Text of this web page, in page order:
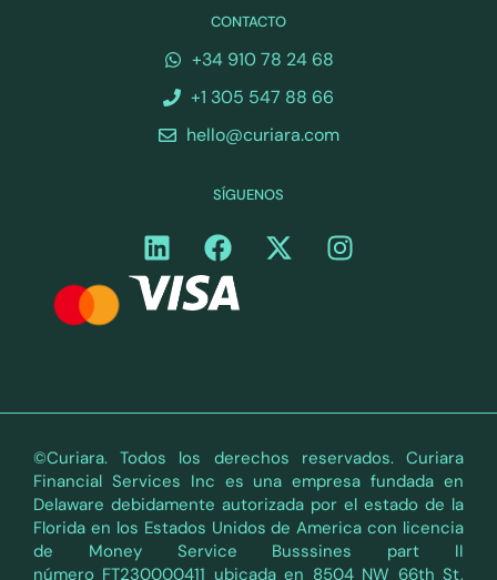
CONTACTO
+34 910 78 24 68
+1 305 547 88 66
hello@curiara.com
SÍGUENOS
©Curiara. Todos los derechos reservados. Curiara
Financial Services Inc es una empresa fundada en
Delaware debidamente autorizada por el estado de la
Florida en los Estados Unidos de America con licencia
de Money Service Busssines part II
número FT230000411 ubicada en 8504 NW 66th St,